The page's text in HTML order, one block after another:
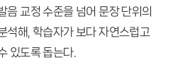
음 교정 수준을 넘어 문장 단위의
석해, 학습자가 보다 자연스럽고
있도록 돕는다.